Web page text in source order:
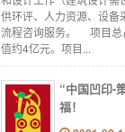
供环评、人力资源、设备
流程咨询服务。 项目总
值约4亿元。项目...
“中国凹印-
福！